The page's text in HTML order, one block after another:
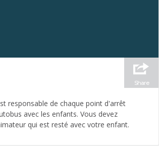
Share
responsable de chaque point d'arrêt
avec les enfants. Vous devez
qui est resté avec votre enfant.